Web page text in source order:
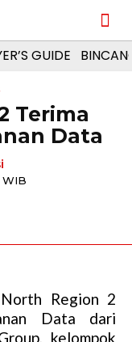
GUIDE
Terima
Data
WIB
Region 2
Data dari
kelompok